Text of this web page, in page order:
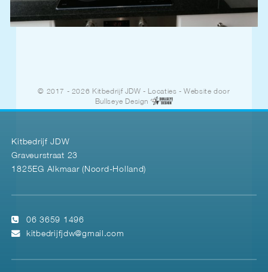
© 2017 - 2026 Kitbedrijf JDW- Locaties - Website door
Bullseye Design
Kitbedrijf JDW
Graveurstraat 23
1825EG Alkmaar (Noord-Holland)
06 3659 1496
kitbedrijfjdw@gmail.com